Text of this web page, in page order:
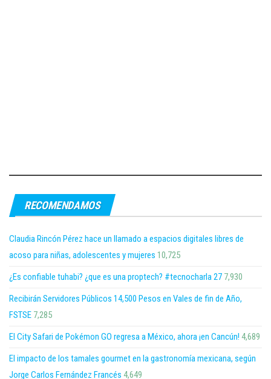
RECOMENDAMOS
Claudia Rincón Pérez hace un llamado a espacios digitales libres de
acoso para niñas, adolescentes y mujeres 10,725
¿Es confiable tuhabi? ¿que es una proptech? #tecnocharla 27 7,930
Recibirán Servidores Públicos 14,500 Pesos en Vales de fin de Año,
FSTSE 7,285
El City Safari de Pokémon GO regresa a México, ahora ¡en Cancún! 4,689
El impacto de los tamales gourmet en la gastronomía mexicana, según
Jorge Carlos Fernández Francés 4,649